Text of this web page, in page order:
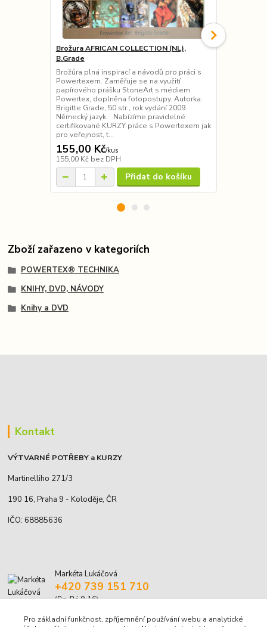
Brožura AFRICAN COLLECTION (NL),
B.Grade
Brožůra plná inspirací a návodů pro práci s
Powertexem. Zaměřuje se na využití
papírového prášku StoneArt s médiem
Powertex, doplněna fotopostupy. Autorka:
Brigitte Grade, 50 str., rok vydání 2009.
Německý jazyk. Nabízíme pravidelné
certifikované KURZY práce s Powertexem jak
pro veřejnost, t...
155,00 Kč/kus
155,00 Kč bez DPH
Přidat do košíku
Zboží zařazeno v kategoriích
POWERTEX® TECHNIKA
KNIHY, DVD, NÁVODY
Knihy a DVD
Kontakt
VÝTVARNÉ POTŘEBY a KURZY
Martinelliho 271/3
190 16, Praha 9 - Koloděje, ČR
IČO: 68885636
Markéta Lukáčová
+420 739 151 710
(Po-Pá 9-16)
marketa.lukacova@volny.cz
Pro základní funkčnost, zpříjemnění používání webu a analytické